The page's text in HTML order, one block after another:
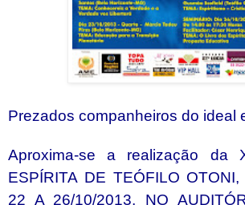
Prezados companheiros do ideal
Aproxima-se a realização da
ESPÍRITA DE TEÓFILO
22 A 26/10/2013, NO